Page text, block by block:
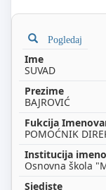
Pogledaj
SUVAD
BAJROVIĆ
POMOĆNIK
Osnovna škola